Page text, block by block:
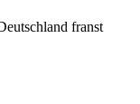
franst